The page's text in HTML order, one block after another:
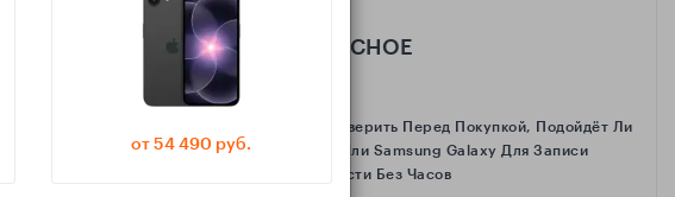
САМОЕ ИНТЕРЕСНОЕ
Как Проверить Перед Покупкой, Подойдёт Ли
IPhone Или Samsung Galaxy Для Записи
Активности Без Часов
от 54 490 руб.